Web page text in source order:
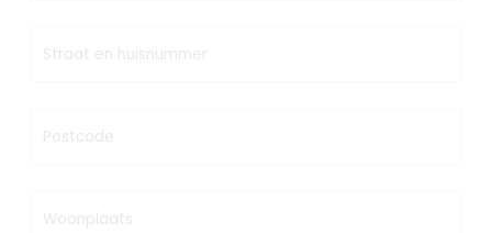
Straat en huisnummer
Postcode
Woonplaats